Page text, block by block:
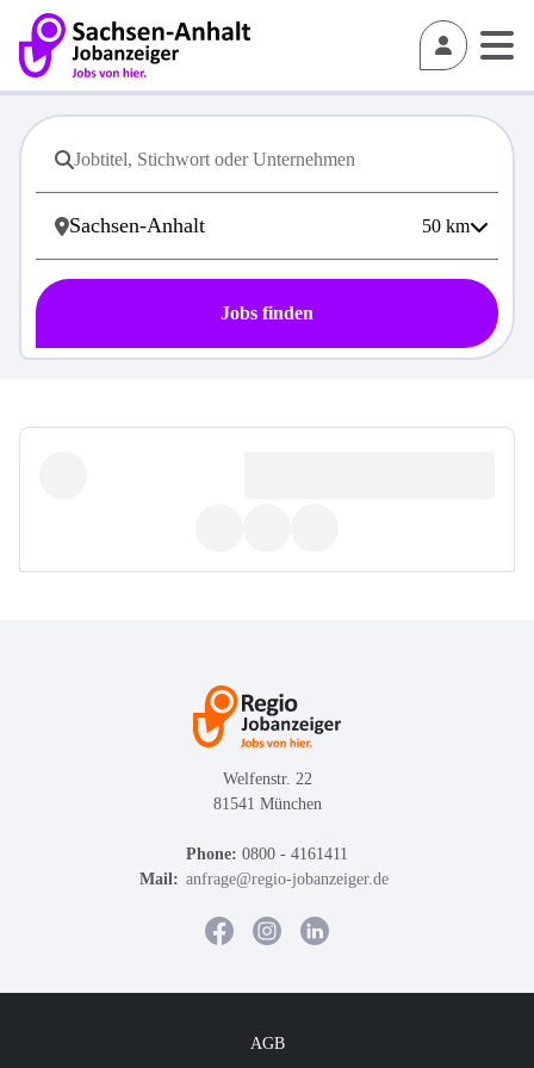
50 km
Jobs finden
Welfenstr. 22
81541 München
Phone: 0800 - 4161411
Mail: anfrage@regio-jobanzeiger.de
AGB